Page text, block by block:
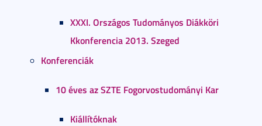
XXXI. Országos Tudományos Diákköri
Kkonferencia 2013. Szeged
Konferenciák
10 éves az SZTE Fogorvostudományi Kar
Kiállítóknak